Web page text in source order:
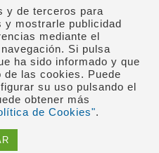
2026 • Tel.: 93 487 77 04 •
| Entidad colaboradora
Financiación|
de redes sociales
y de terceros para
mostrarle publicidad
mediante el
Si pulsa
ha sido informado y que
las cookies. Puede
su uso pulsando el
obtener más
de Cookies".